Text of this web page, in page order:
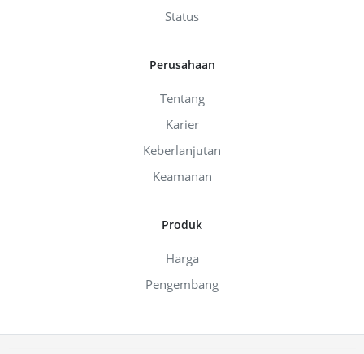
Status
Perusahaan
Tentang
Karier
Keberlanjutan
Keamanan
Produk
Harga
Pengembang